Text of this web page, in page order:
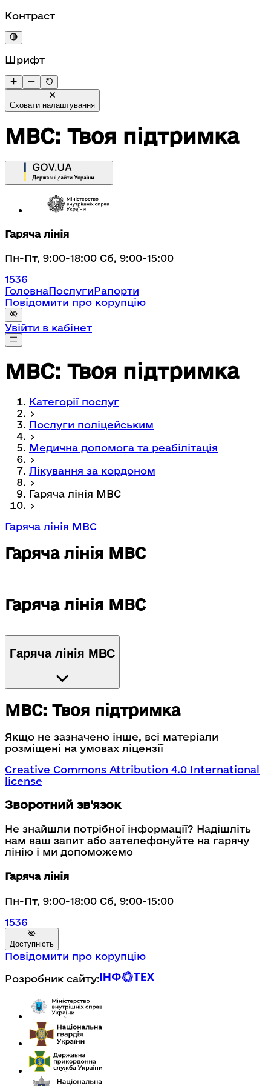
Контраст
Шрифт
Сховати налаштування
МВС: Твоя підтримка
Гаряча лінія
Пн-Пт, 9:00-18:00 Сб, 9:00-15:00
1536
ГоловнаПослугиРапорти
Повідомити про корупцію
Увійти в кабінет
МВС: Твоя підтримка
Категорії послуг
Послуги поліцейським
Медична допомога та реабілітація
Лікування за кордоном
Гаряча лінія МВС
Гаряча лінія МВС
Гаряча лінія МВС
Гаряча лінія МВС
Гаряча лінія МВС
МВС: Твоя підтримка
Якщо не зазначено інше, всі матеріали
розміщені на умовах ліцензії
Creative Commons Attribution 4.0 International
license
Зворотний зв'язок
Не знайшли потрібної інформації? Надішліть
нам ваш запит або зателефонуйте на гарячу
лінію і ми допоможемо
Гаряча лінія
Пн-Пт, 9:00-18:00 Сб, 9:00-15:00
1536
Доступність
Повідомити про корупцію
Розробник сайту: